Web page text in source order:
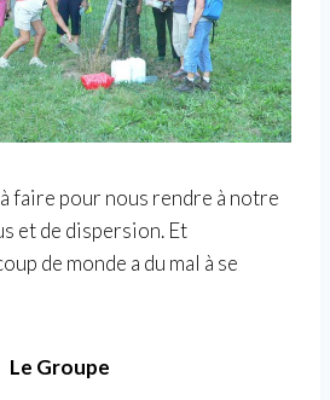
faire pour nous rendre à notre
et de dispersion. Et
de monde a du mal à se
Le Groupe